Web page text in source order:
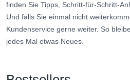
finden Sie Tipps, Schritt-für-Schritt-
Und falls Sie einmal nicht
Kundenservice gerne weiter. So
jedes Mal etwas Neues.